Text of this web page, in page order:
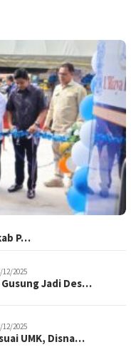
P…
12/2025
Gusung Jadi Des…
12/2025
UMK, Disna…